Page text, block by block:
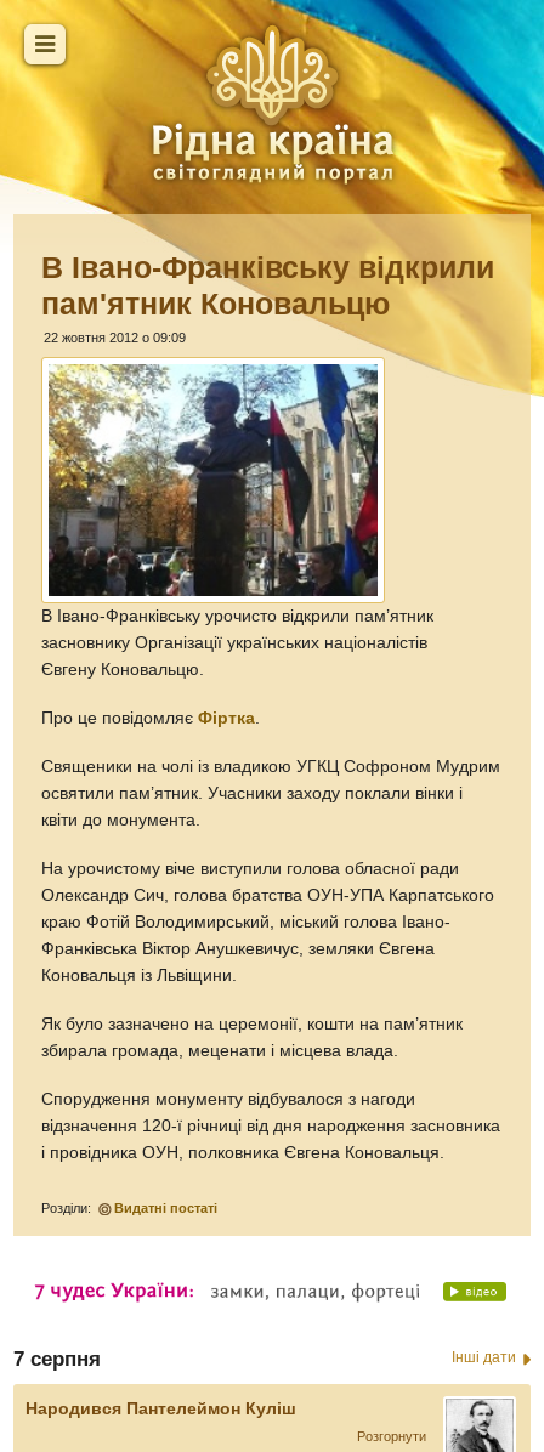
В Івано-Франківську відкрили
пам'ятник Коновальцю
22 жовтня 2012 о 09:09
В Івано-Франківську урочисто відкрили пам’ятник
засновнику Організації українських націоналістів
Євгену Коновальцю.
Про це повідомляєФіртка
Священики на чолі із владикою УГКЦ Софроном Мудрим
освятили пам’ятник. Учасники заходу поклали вінки і
квіти до монумента.
На урочистому віче виступили голова обласної ради
Олександр Сич, голова братства ОУН-УПА Карпатського
краю Фотій Володимирський, міський голова Івано-
Франківська Віктор Анушкевичус, земляки Євгена
Коновальця із Львіщини.
Як було зазначено на церемонії, кошти на пам’ятник
збирала громада, меценати і місцева влада.
Спорудження монументу відбувалося з нагоди
відзначення 120-ї річниці від дня народження засновника
і провідника ОУН, полковника Євгена Коновальця.
Розділи: Видатні постаті
7 серпня Інші дати
Народився Пантелеймон Куліш
Розгорнути